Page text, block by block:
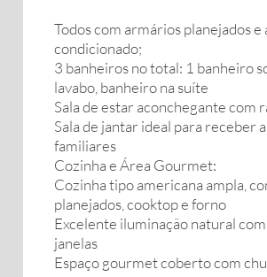
Todos com armários planejados e
condicionado;
3 banheiros no total: 1 banheiro
lavabo, banheiro na suíte
Sala de estar aconchegante com
Sala de jantar ideal para receber
familiares
Cozinha e Área Gourmet:
Cozinha tipo americana ampla,
planejados, cooktop e forno
Excelente iluminação natural
janelas
Espaço gourmet coberto com